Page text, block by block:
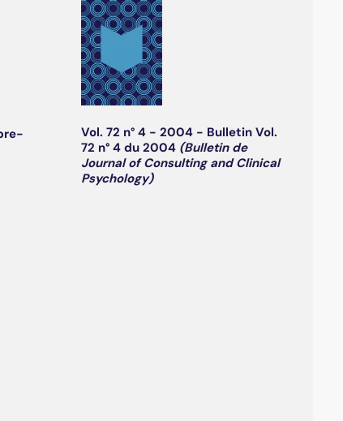
Vol. 72 n° 4 - 2004 - Bulletin Vol.
72 n° 4 du 2004(Bulletin de
Journal of Consulting and Clinical
Psychology)